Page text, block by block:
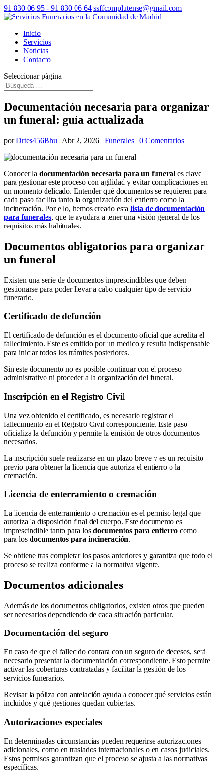
91 830 06 95 - 91 830 06 64 ssffcomplutense@gmail.com
Inicio
Servicios
Noticias
Contacto
Seleccionar página
Documentación necesaria para organizar
un funeral: guía actualizada
porDrtes456Bhu | Abr 2, 2026 | Funerales | 0 Comentarios
Conocer la documentación necesaria para un funeral es clave
para gestionar este proceso con agilidad y evitar complicaciones en
un momento delicado. Entender qué documentos se requieren para
cada paso facilita tanto la organización del entierro como la
incineración. Por ello, hemos creado esta lista de documentación
para funerales, que te ayudara a tener una visión general de los
requisitos más habituales.
Documentos obligatorios para organizar
un funeral
Existen una serie de documentos imprescindibles que deben
gestionarse para poder llevar a cabo cualquier tipo de servicio
funerario.
Certificado de defunción
El certificado de defunción es el documento oficial que acredita el
fallecimiento. Este es emitido por un médico y resulta indispensable
para iniciar todos los trámites posteriores.
Sin este documento no es posible continuar con el proceso
administrativo ni proceder a la organización del funeral.
Inscripción en el Registro Civil
Una vez obtenido el certificado, es necesario registrar el
fallecimiento en el Registro Civil correspondiente. Este paso
oficializa la defunción y permite la emisión de otros documentos
necesarios.
La inscripción suele realizarse en un plazo breve y es un requisito
previo para obtener la licencia que autoriza el entierro o la
cremación.
Licencia de enterramiento o cremación
La licencia de enterramiento o cremación es el permiso legal que
autoriza la disposición final del cuerpo. Este documento es
imprescindible tanto para los documentos para entierro como
para los documentos para incineración.
Se obtiene tras completar los pasos anteriores y garantiza que todo el
proceso se realiza conforme a la normativa vigente.
Documentos adicionales
Además de los documentos obligatorios, existen otros que pueden
ser necesarios dependiendo de cada situación particular.
Documentación del seguro
En caso de que el fallecido contara con un seguro de decesos, será
necesario presentar la documentación correspondiente. Esto permite
activar las coberturas contratadas y facilitar la gestión de los
servicios funerarios.
Revisar la póliza con antelación ayuda a conocer qué servicios están
incluidos y qué gestiones quedan cubiertas.
Autorizaciones especiales
En determinadas circunstancias pueden requerirse autorizaciones
adicionales, como en traslados internacionales o en casos judiciales.
Estos permisos garantizan que el proceso se ajusta a las normativas
específicas.